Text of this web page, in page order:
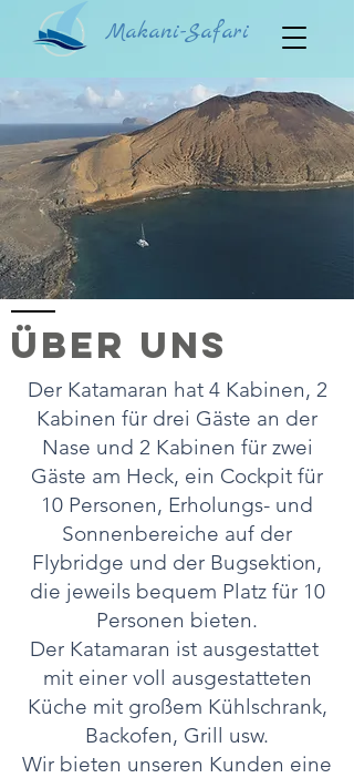
Makani-Safari
Über uns
Der Katamaran hat 4 Kabinen, 2
Kabinen für drei Gäste an der
Nase und 2 Kabinen für zwei
Gäste am Heck, ein Cockpit für
10 Personen, Erholungs- und
Sonnenbereiche auf der
Flybridge und der Bugsektion,
die jeweils bequem Platz für 10
Personen bieten.
Der Katamaran ist ausgestattet
mit einer voll ausgestatteten
Küche mit großem Kühlschrank,
Backofen, Grill usw.
Wir bieten unseren Kunden eine